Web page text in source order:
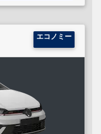
エコノミー